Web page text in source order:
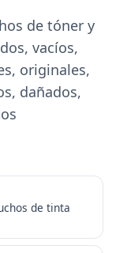
de tóner y
vacíos,
originales,
dañados,
de tinta